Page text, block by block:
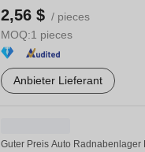
2,56 $ / pieces
MOQ:1 pieces
Anbieter Lieferant
Guter Preis Auto Radnabenlager